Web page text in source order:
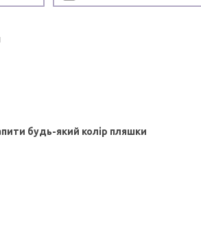
будь-який колір пляшки